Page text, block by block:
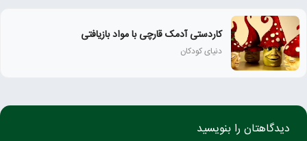
کاردستی آدمک قارچی با مواد بازیافتی
دنیای کودکان
دیدگاهتان را بنویسید